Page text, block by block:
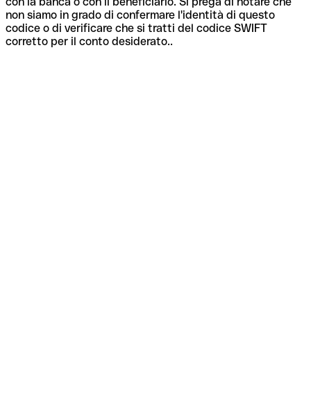
non siamo in grado di confermare l'identità di questo
codice o di verificare che si tratti del codice SWIFT
corretto per il conto desiderato..